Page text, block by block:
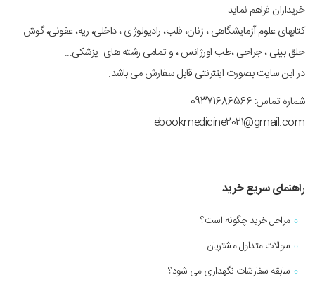
خریداران فراهم نماید.
کتابهای علوم آزمایشگاهی ، زنان، قلب، رادیولوژی ، داخلی، ریه، عفونی، گوش
حلق بینی ، جراحی ،طب اورژانس ، و تمامی رشته های پزشکی...
در این سایت بصورت اینترنتی قابل سفارش می باشد.
شماره تماس: 09371686566
ebookmedicine2021@gmail.com
راهنمای سریع خرید
مراحل خرید چگونه است؟
سوالات متداول مشتریان
سابقه سفارشات نگهداری می شود؟